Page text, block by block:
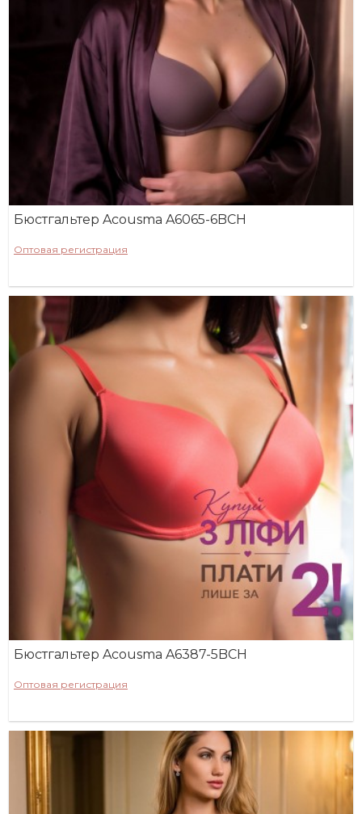
Бюстгальтер Acousma A6065-6BCH
Оптовая регистрация
Бюстгальтер Acousma A6387-5BCH
Оптовая регистрация